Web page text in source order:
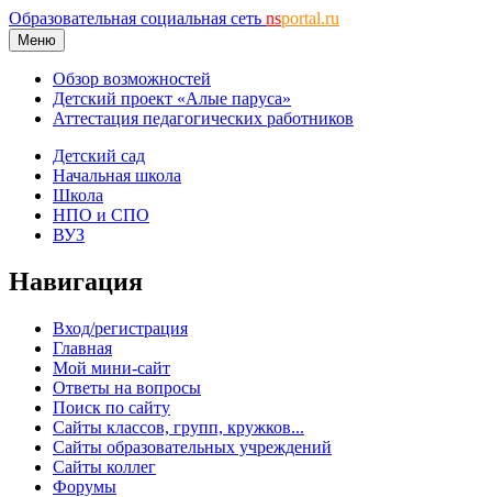
Образовательная социальная сеть nsportal.ru
Меню
Обзор возможностей
Детский проект «Алые паруса»
Аттестация педагогических работников
Детский сад
Начальная школа
Школа
НПО и СПО
ВУЗ
Навигация
Вход/регистрация
Главная
Мой мини-сайт
Ответы на вопросы
Поиск по сайту
Сайты классов, групп, кружков...
Сайты образовательных учреждений
Сайты коллег
Форумы